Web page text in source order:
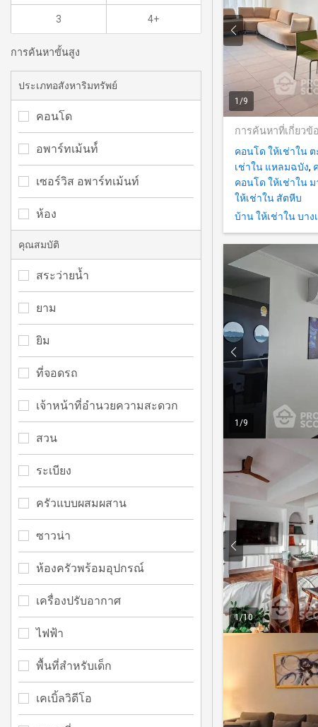
1 /9
การค้นหาที่เกี่ยวข้
คอนโด ให้เช่าใน ต
เช่าใน แหลมฉบัง,
คอนโด ให้เช่าใน
ให้เช่าใน สัตหีบ
บ้าน ให้เช่าใน บาง
1 /9
1/10
3 4+
การค้นหาขั้นสูง
ประเภทอสังหาริมทรัพย์
คอนโด
อพาร์ทเม้นท์์
เซอร์วิส อพาร์ทเม้นท์
ห้อง
คุณสมบัติ
สระว่ายน้ำ
ยาม
ยิม
ที่จอดรถ
เจ้าหน้าที่อำนวยความสะดวก
สวน
ระเบียง
ครัวแบบผสมผสาน
ซาวน่า
ห้องครัวพร้อมอุปกรณ์
เครื่องปรับอากาศ
ไฟฟ้า
พื้นที่สำหรับเด็ก
เคเบิ้ลวิดีโอ